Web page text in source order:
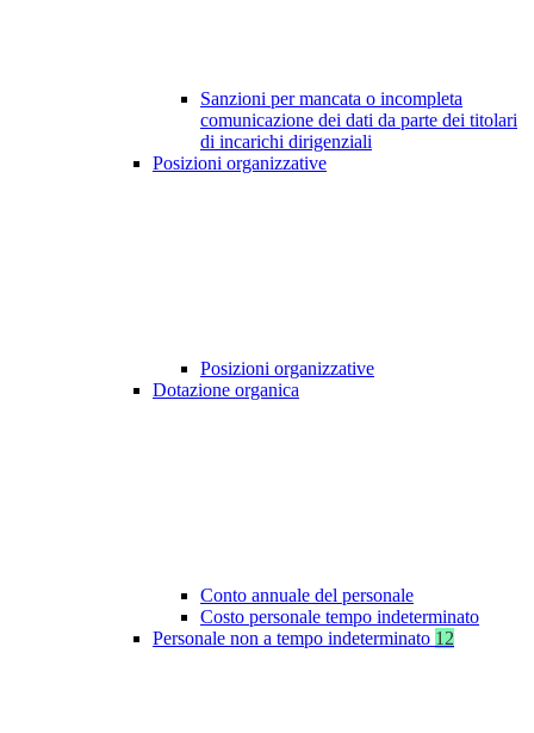
Sanzioni per mancata o incompleta
comunicazione dei dati da parte dei titolari
di incarichi dirigenziali
Posizioni organizzative
Posizioni organizzative
Dotazione organica
Conto annuale del personale
Costo personale tempo indeterminato
Personale non a tempo indeterminato 12